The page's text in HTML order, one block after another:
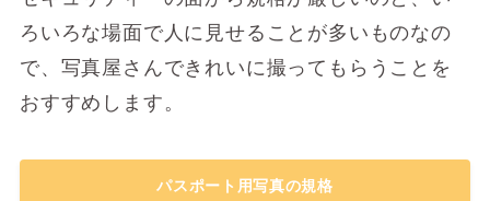
ろいろな場面で人に見せることが多いものなの
で、写真屋さんできれいに撮ってもらうことを
おすすめします。
パスポート用写真の規格